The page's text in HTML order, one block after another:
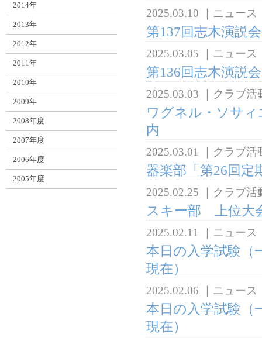
2025.03.10 ニュース
第137回志木演説
2025.03.05 ニュース
第136回志木演説
2025.03.03 クラブ活
ワグネル・ソサ
内
2025.03.01 クラブ活
器楽部「第26回定
2025.02.25 クラブ活
スキー部 上位大
2025.02.11 ニュース
本日の入学試験（
現在）
2025.02.06 ニュース
本日の入学試験（
現在）
2014年
2013年
2012年
2011年
2010年
2009年
2008年度
2007年度
2006年度
2005年度